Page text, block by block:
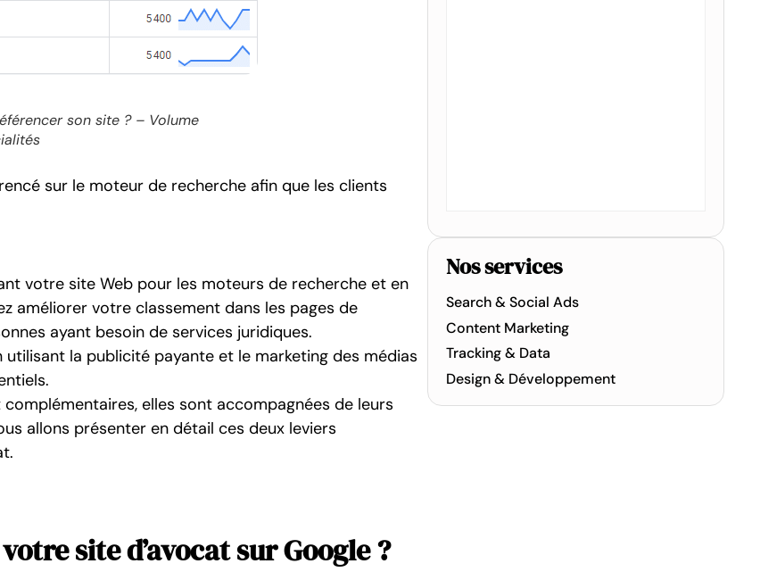
son site ? – Volume
sur le moteur de recherche afin que les clients
votre site Web pour les moteurs de recherche et en
améliorer votre classement dans les pages de
ayant besoin de services juridiques.
utilisant la publicité payante et le marketing des médias
elles sont accompagnées de leurs
allons présenter en détail ces deux leviers
site d’avocat sur Google ?
Nos services
Search & Social Ads
Content Marketing
Tracking & Data
Design & Développement